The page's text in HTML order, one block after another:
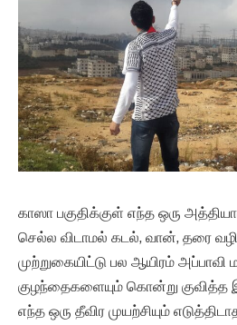
காஸா பகுதிக்குள் எந்த ஒரு
செல்ல விடாமல் கடல், வான், தரை
முற்றுகையிட்டு பல ஆயிரம்
குழந்தைகளையும் கொன்று
எந்த ஒரு தீவிர முயற்சியும்